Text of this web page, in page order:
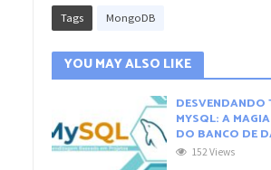
Tags MongoDB
YOU MAY ALSO LIKE
DESVENDANDO
MYSQL: A
DO BANCO DE
152 Views